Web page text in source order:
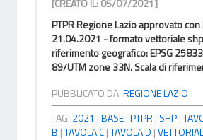
[CREATO IL: 05/07/2021]
PTPR Regione Lazio approvato con
21.04.2021 - formato vettoriale
riferimento geografico: EPSG
89/UTM zone 33N. Scala di
PUBBLICATO DA:REGIONE LAZIO
TAG: 2021 |BASE|PTPR | SHP|
B |TAVOLA C|TAVOLA D |